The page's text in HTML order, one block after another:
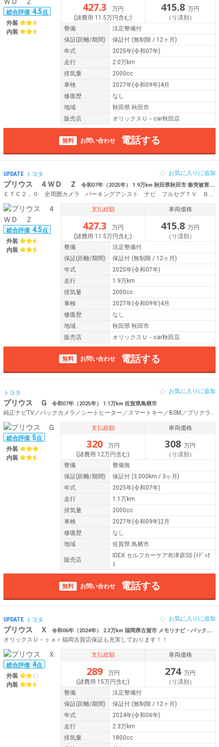
総合評価 4.5点
外装
内装
427.3
万円
(諸費用 11.5万円含む)
415.8 万円
（リ済別）
整備
法定整備付
保証(距離/期間) 保証付 (無制限 / 12ヶ月)
年式
2025年(令和07年)
走行
2.0万km
排気量
2000cc
車検
2027年(令和09年)4月
修復歴
なし
地域
秋田県 秋田市
販売店
オリックスＵ－car秋田店
無料 お問い合わせ 電話する
UPDATE トヨタ
プリウス ４ＷＤ Ｚ 令和07年（2025年） 1.9万km 秋田県秋田市 衝突被害軽減システム ナビ 全方位カメラ
ＥＴＣ２．０ 全周囲カメラ パーキングアシスト ナビ フルセグＴＶ Ｂｌｕｅｔｏｏｔｈ レーダークルーズコントロール 衝突被害軽減システム パワーシートヒーター １００Ｖ電源 電動リヤゲート
お気に入りに追加
総合評価 4.5点
外装
内装
支払総額
427.3
万円
(諸費用 11.5万円含む)
車両価格
415.8 万円
（リ済別）
整備
法定整備付
保証(距離/期間) 保証付 (無制限 / 12ヶ月)
年式
2025年(令和07年)
走行
1.9万km
排気量
2000cc
車検
2027年(令和09年)4月
修復歴
なし
地域
秋田県 秋田市
販売店
オリックスＵ－car秋田店
無料 お問い合わせ 電話する
トヨタ
プリウス Ｇ 令和07年（2025年） 1.1万km 佐賀県鳥栖市
お気に入りに追加
総合評価 5点
外装
内装
支払総額
320
万円
(諸費用 12万円含む)
車両価格
308 万円
（リ済別）
整備
整備無
保証(距離/期間) 保証付 (3,000km / 3ヶ月)
年式
2025年(令和07年)
走行
1.1万km
排気量
2000cc
車検
2027年(令和09年)2月
修復歴
なし
地域
佐賀県 鳥栖市
販売店
IDEX セルフカーケア布津原SS (ｲﾃﾞｯｸ
ｽ
無料 お問い合わせ 電話する
UPDATE トヨタ
プリウス Ｘ 令和06年（2024年） 2.3万km 福岡県古賀市 メモリナビ・バックカメラ・ETC・Bluetooth
オリックスＵ－ｃａｒ福岡古賀店保証も充実しております！！
お気に入りに追加
総合評価 4点
外装
内装
支払総額
289
万円
(諸費用 15万円含む)
車両価格
274 万円
（リ済別）
整備
法定整備付
保証(距離/期間) 保証付 (無制限 / 12ヶ月)
年式
2024年(令和06年)
走行
2.3万km
排気量
1800cc